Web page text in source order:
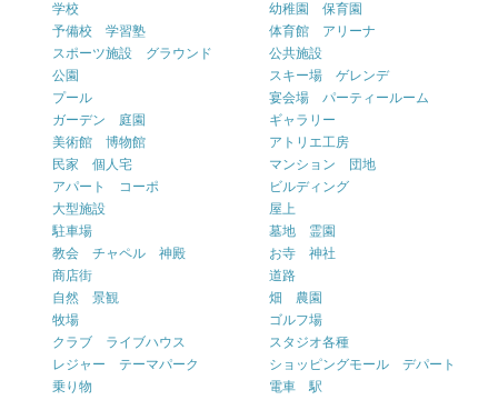
学校
幼稚園 保育園
予備校 学習塾
体育館 アリーナ
スポーツ施設 グラウンド
公共施設
公園
スキー場 ゲレンデ
プール
宴会場 パーティールーム
ガーデン 庭園
ギャラリー
美術館 博物館
アトリエ工房
民家 個人宅
マンション 団地
アパート コーポ
ビルディング
大型施設
屋上
駐車場
墓地 霊園
教会 チャペル 神殿
お寺 神社
商店街
道路
自然 景観
畑 農園
牧場
ゴルフ場
クラブ ライブハウス
スタジオ各種
レジャー テーマパーク
ショッピングモール デパート
乗り物
電車 駅